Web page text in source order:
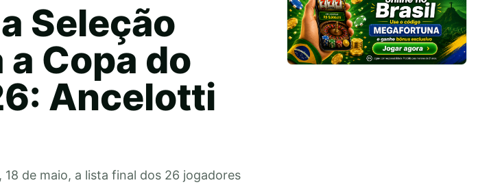
Seleção
Copa do
Ancelotti
de maio, a lista final dos 26 jogadores